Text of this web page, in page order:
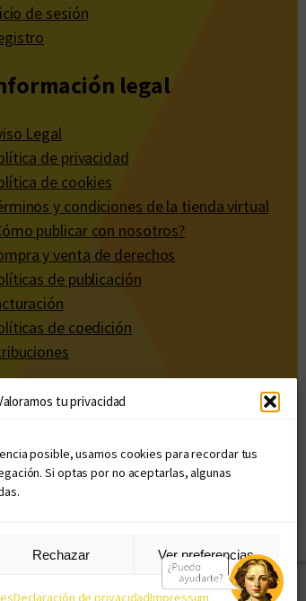
tu privacidad
posible, usamos cookies para recordar tus
Si optas por no aceptarlas, algunas
Rechazar Ver preferencias
Declaración de privacidadImpressum
de sesión
legal
Legal
de privacidad
de cookies
y condiciones de la tienda virtual
publicar con nosotros?
y venta de derechos
de publicación
de coedición
Diseño web: Llama Creativa